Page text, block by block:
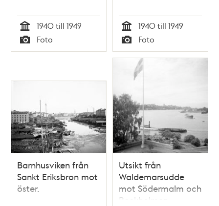
Tid
1940 till 1949
Typ
Foto Tid
1940 till 1949
Typ
Foto
Barnhusviken från
Sankt Eriksbron mot
öster.
Utsikt från
Waldemarsudde
mot Södermalm och
Beckholmen